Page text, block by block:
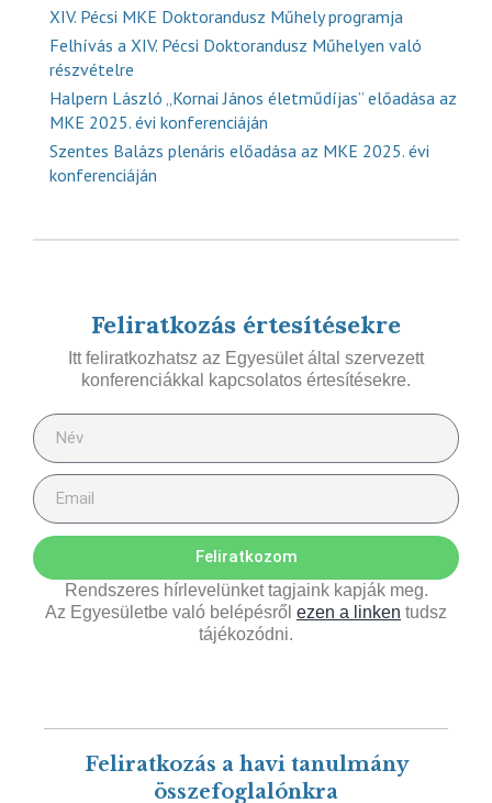
XIV. Pécsi MKE Doktorandusz Műhely programja
Felhívás a XIV. Pécsi Doktorandusz Műhelyen való
részvételre
Halpern László „Kornai János életműdíjas” előadása az
MKE 2025. évi konferenciáján
Szentes Balázs plenáris előadása az MKE 2025. évi
konferenciáján
Feliratkozás értesítésekre
Itt feliratkozhatsz az Egyesület által szervezett
konferenciákkal kapcsolatos értesítésekre.
Feliratkozom
Rendszeres hírlevelünket tagjaink kapják meg.
Az Egyesületbe való belépésről ezen a linken tudsz
tájékozódni.
Feliratkozás a havi tanulmány
összefoglalónkra